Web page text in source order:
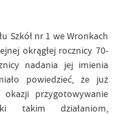
Szkół nr 1 we Wronkach
okrągłej rocznicy 70-
nadania jej imienia
powiedzieć, że już
przygotowywanie
takim działaniom,